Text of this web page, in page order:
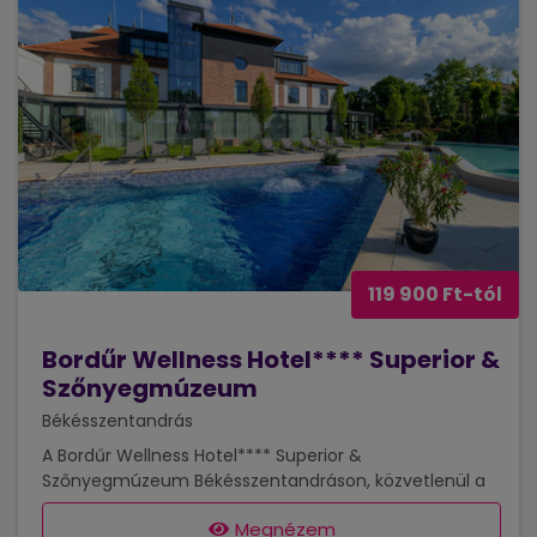
119 900 Ft-tól
Bordűr Wellness Hotel**** Superior &
Szőnyegmúzeum
Békésszentandrás
A Bordűr Wellness Hotel**** Superior &
Szőnyegmúzeum Békésszentandráson, közvetlenül a
lenyűgöző Holt-Körös partján található, ahol a
természeti adottságok és az épített, modern stílusú
Megnézem